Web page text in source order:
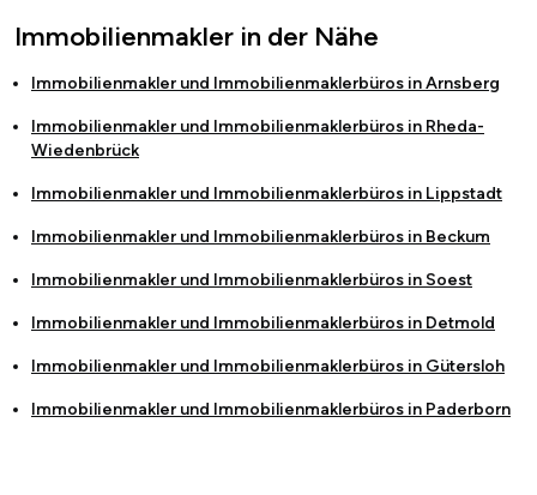
Immobilienmakler in der Nähe
Immobilienmakler und Immobilienmaklerbüros inArnsberg
Immobilienmakler und Immobilienmaklerbüros in Rheda-
Wiedenbrück
Immobilienmakler und Immobilienmaklerbüros in Lippstadt
Immobilienmakler und Immobilienmaklerbüros in Beckum
Immobilienmakler und Immobilienmaklerbüros in Soest
Immobilienmakler und Immobilienmaklerbüros in Detmold
Immobilienmakler und Immobilienmaklerbüros in Gütersloh
Immobilienmakler und Immobilienmaklerbüros in Paderborn